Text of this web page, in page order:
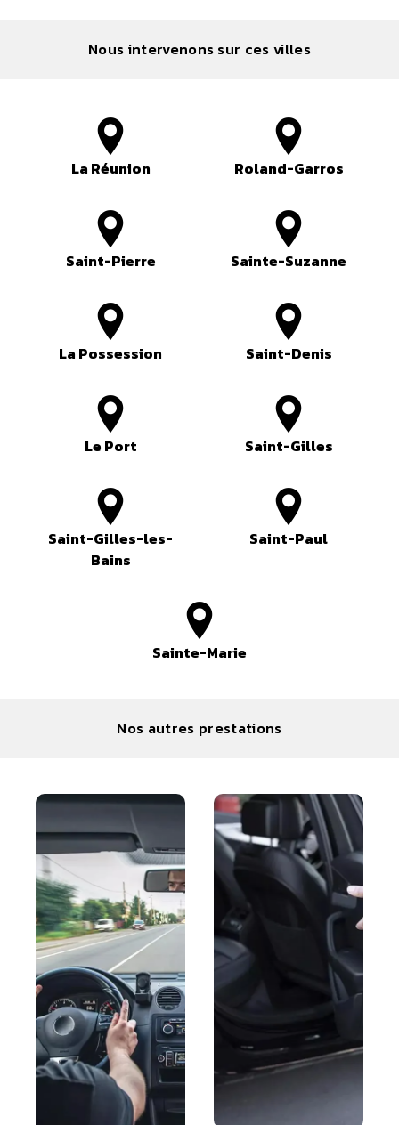
Nous intervenons sur ces villes
La Réunion Roland-Garros
Saint-Pierre Sainte-Suzanne
La Possession Saint-Denis
Le Port Saint-Gilles
Saint-Gilles-les-
Bains
Saint-Paul
Sainte-Marie
Nos autres prestations